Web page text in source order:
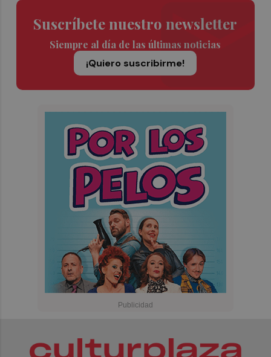
Suscríbete nuestro newsletter
Siempre al día de las últimas noticias
¡Quiero suscribirme!